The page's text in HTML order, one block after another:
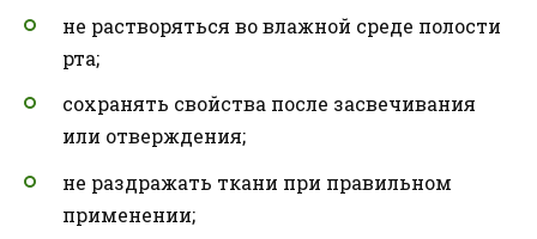
не растворяться во влажной среде полости
рта;
сохранять свойства после засвечивания
или отверждения;
не раздражать ткани при правильном
применении;